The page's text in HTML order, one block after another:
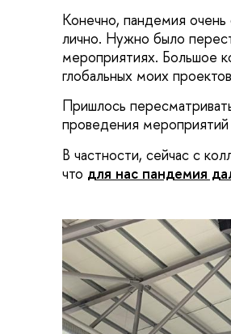
Конечно, пандемия
лично. Нужно было
мероприятиях. Большое
глобальных моих
Пришлось
проведения
В частности, сейчас с
что для нас пандемия